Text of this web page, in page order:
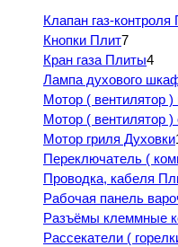
Клапан газ-
Кнопки Плит7
Кран газа Плиты4
Лампа духового
Мотор ( вентилятор )
Мотор ( вентилятор
Мотор гриля Духовки
Переключатель (
Проводка, кабеля
Рабочая панель
Разъёмы клеммные
Рассекатели (